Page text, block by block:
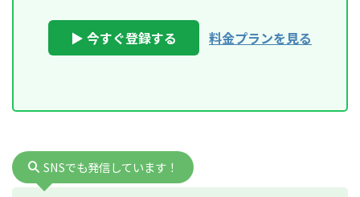
▶ 今すぐ登録する 料金プランを見る
SNSでも発信しています！